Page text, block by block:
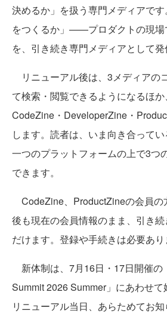
決めるか」を扱う専門メディアで
をつくるか」——プロダクトの現場
を、引き続き専門メディアとして発
リニューアル後は、3メディアの
て検索・閲覧できるようになるほ
CodeZine・DeveloperZine・
します。読者は、いま向き合ってい
一つのプラットフォームの上で3つ
できます。
CodeZine、ProductZineの会員の
後も現在の会員情報のまま、引き
だけます。登録や手続きは必要あり
新体制は、7月16日・17日開催の
Summit 2026 Summer」にあわせ
リニューアル当日、あらためてお知